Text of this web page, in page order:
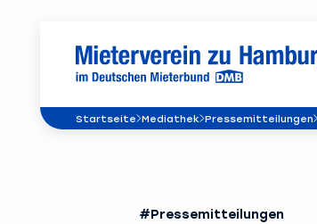
Startseite Mediathek Pressemitteilungen
#Pressemitteilungen